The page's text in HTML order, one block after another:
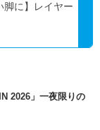
脚に】レイヤー
2026」一夜限りの